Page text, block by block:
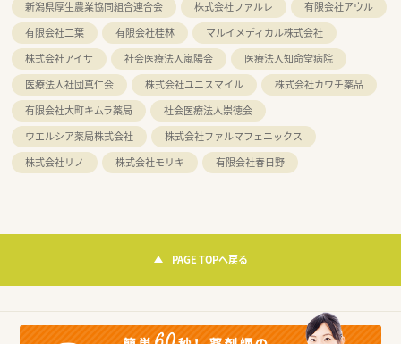
新潟県厚生農業協同組合連合会
株式会社ファルレ
有限会社アウル
有限会社二葉
有限会社桂林
マルイメディカル株式会社
株式会社アイサ
社会医療法人嵐陽会
医療法人知命堂病院
医療法人社団真仁会
株式会社ユニスマイル
株式会社カワチ薬品
有限会社大町キムラ薬局
社会医療法人崇徳会
ウエルシア薬局株式会社
株式会社ファルマフェニックス
株式会社リノ
株式会社モリキ 有限会社春日野
PAGE TOPへ戻る